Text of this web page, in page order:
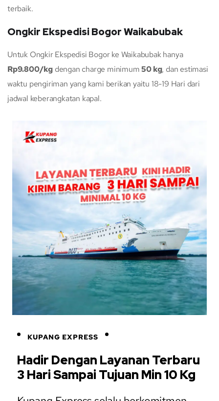
terbaik.
Ongkir Ekspedisi Bogor Waikabubak
Untuk Ongkir Ekspedisi Bogor ke Waikabubak hanya
Rp9.800/kg dengan charge minimum50 kg, dan estimasi
waktu pengiriman yang kami berikan yaitu 18-19 Hari dari
jadwal keberangkatan kapal.
KUPANG EXPRESS
Hadir Dengan Layanan Terbaru
3 Hari Sampai Tujuan Min 10 Kg